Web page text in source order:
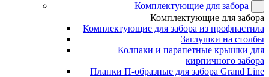
Комплектующие для забора
Комплектующие для забора
Комплектующие для забора из профнастила
Заглушки на столбы
Колпаки и парапетные крышки для
кирпичного забора
Планки П-образные для забора Grand Line